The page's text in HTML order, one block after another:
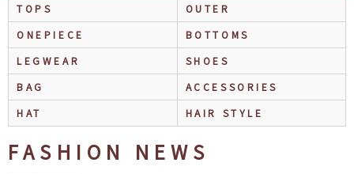
TOPS
OUTER
ONEPIECE
BOTTOMS
LEGWEAR
SHOES
BAG
ACCESSORIES
HAT
HAIR STYLE
FASHION NEWS